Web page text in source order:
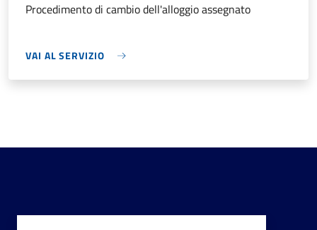
Procedimento di cambio dell'alloggio assegnato
VAI AL SERVIZIO